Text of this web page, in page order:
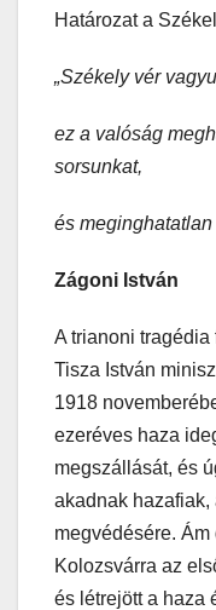
Határozat a
„Székely vér
ez a valóság
sorsunkat,
és
Zágoni István
A trianoni
Tisza István
1918
ezeréves haza
megszállását, és
akadnak
megvédésére.
Kolozsvárra az
és létrejött a haza